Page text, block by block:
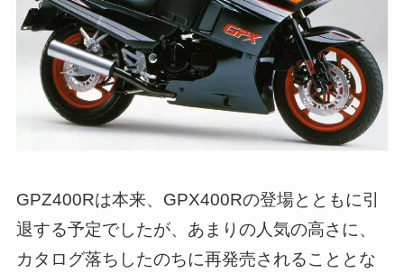
GPZ400Rは本来、GPX400Rの登場とともに引
退する予定でしたが、あまりの人気の高さに、
カタログ落ちしたのちに再発売されることとな